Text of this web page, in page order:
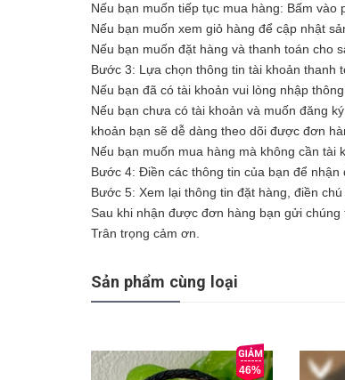
Nếu bạn muốn tiếp tục mua hàng: Bấm
Nếu bạn muốn xem giỏ hàng để cập nhật
Nếu bạn muốn đặt hàng và thanh toán cho
Bước 3: Lựa chọn thông tin tài khoản thanh
Nếu bạn đã có tài khoản vui lòng nhập
Nếu bạn chưa có tài khoản và muốn đăng
khoản bạn sẽ dễ dàng theo dõi được đơn
Nếu bạn muốn mua hàng mà không cần tài
Bước 4: Điền các thông tin của bạn để
Bước 5: Xem lại thông tin đặt hàng, điền
Sau khi nhận được đơn hàng bạn gửi
Trân trọng cảm ơn.
Sản phẩm cùng loại
46%